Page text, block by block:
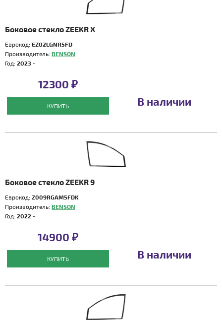
Боковое стекло ZEEKR X
Еврокод: EZ02LGNR5FD
Производитель: BENSON
Год: 2023 -
12300 ₽
КУПИТЬ В наличии
Боковое стекло ZEEKR 9
Еврокод: Z009RGAM5FDK
Производитель: BENSON
Год: 2022 -
14900 ₽
КУПИТЬ В наличии